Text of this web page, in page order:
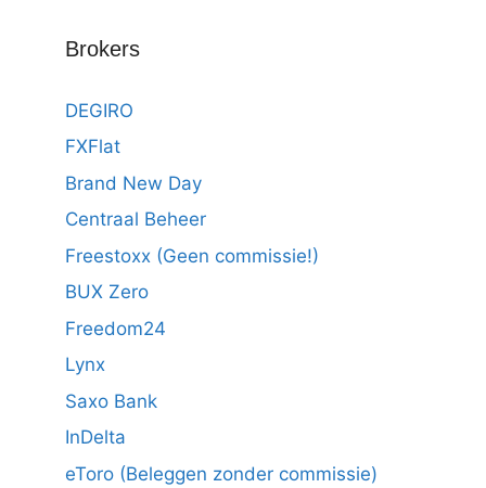
Brokers
DEGIRO
FXFlat
Brand New Day
Centraal Beheer
Freestoxx (Geen commissie!)
BUX Zero
Freedom24
Lynx
Saxo Bank
InDelta
eToro (Beleggen zonder commissie)